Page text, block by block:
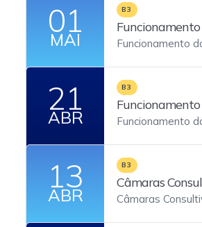
01
MAI
B3
Funcionamento
21
ABR
B3
Funcionamento
13
ABR
B3
Câmaras
Câmaras